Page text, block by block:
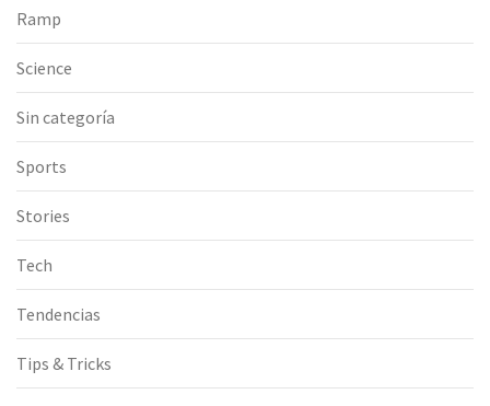
Ramp
Science
Sin categoría
Sports
Stories
Tech
Tendencias
Tips & Tricks